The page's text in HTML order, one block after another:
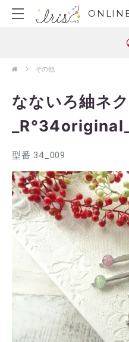
その他
なないろ紬ネ
型番 34_009